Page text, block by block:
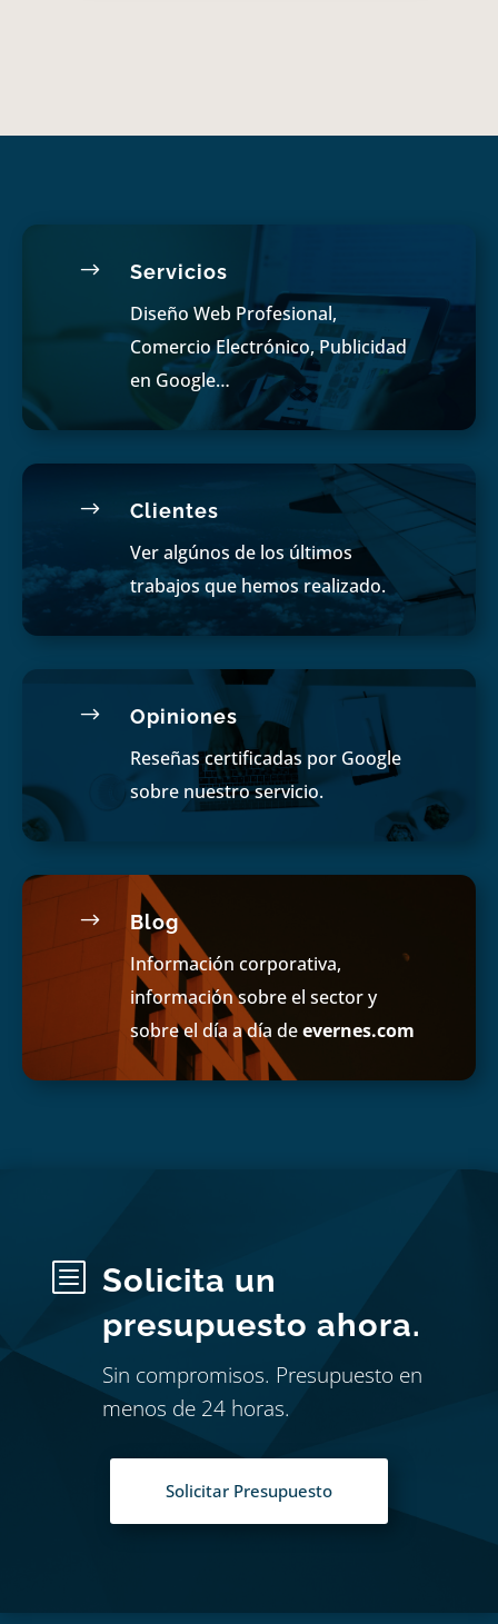
$ Servicios
Diseño Web Profesional,
Comercio Electrónico, Publicidad
en Google…
$ Clientes
Ver algúnos de los últimos
trabajos que hemos realizado.
$ Opiniones
Reseñas certificadas por Google
sobre nuestro servicio.
$ Blog
Información corporativa,
información sobre el sector y
sobre el día a día deevernes.com
b
Solicita un
presupuesto ahora.
Sin compromisos. Presupuesto en
menos de 24 horas.
Solicitar Presupuesto